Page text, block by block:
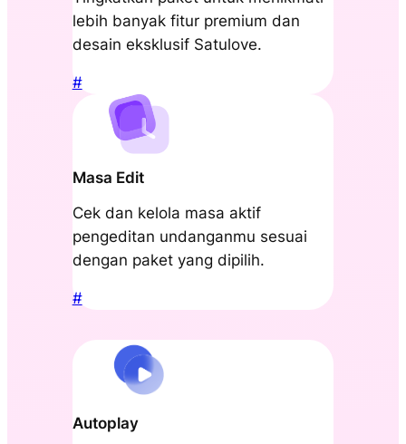
lebih banyak fitur premium dan
desain eksklusif Satulove.
#
Masa Edit
Cek dan kelola masa aktif
pengeditan undanganmu sesuai
dengan paket yang dipilih.
#
Autoplay